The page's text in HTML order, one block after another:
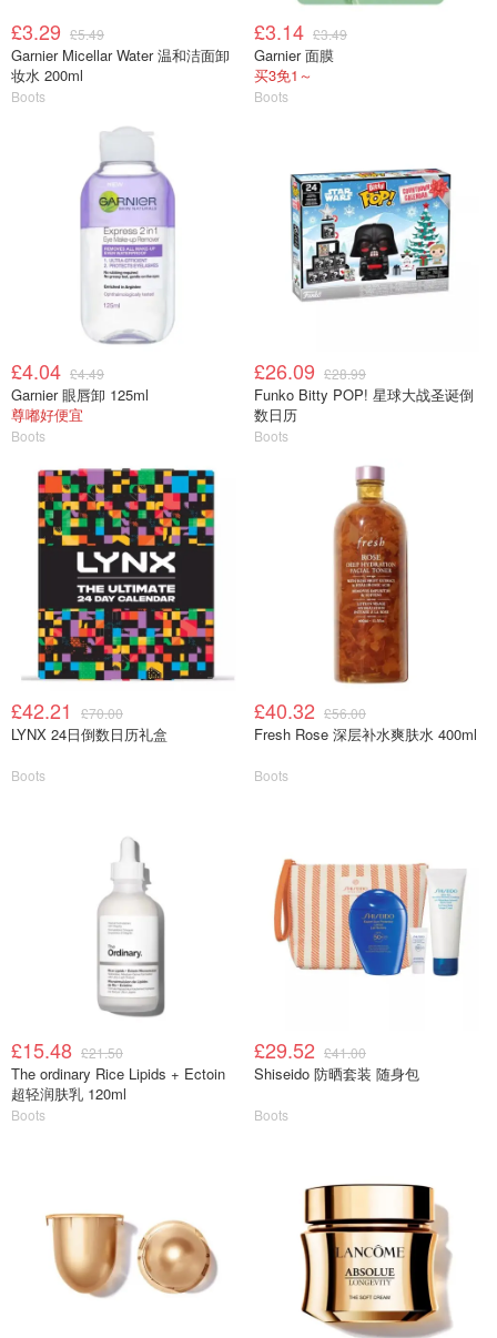
£3.29 £5.49
Garnier Micellar Water 温和洁面卸
妆水 200ml
Boots
£3.14 £3.49
Garnier 面膜
买3免1～
Boots
£4.04 £4.49
Garnier 眼唇卸 125ml
尊嘟好便宜
Boots
£26.09 £28.99
Funko Bitty POP! 星球大战圣诞倒
数日历
Boots
£42.21 £70.00
LYNX 24日倒数日历礼盒
Boots
£40.32 £56.00
Fresh Rose 深层补水爽肤水 400ml
Boots
£15.48 £21.50
The ordinary Rice Lipids + Ectoin
超轻润肤乳 120ml
Boots
£29.52 £41.00
Shiseido 防晒套装 随身包
Boots